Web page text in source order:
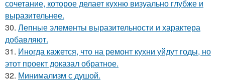
сочетание, которое делает кухню визуально глубже и
выразительнее.
30. Лепные элементы выразительности и характера
добавляют.
31. Иногда кажется, что на ремонт кухни уйдут годы, но
этот проект доказал обратное.
32. Минимализм с душой.